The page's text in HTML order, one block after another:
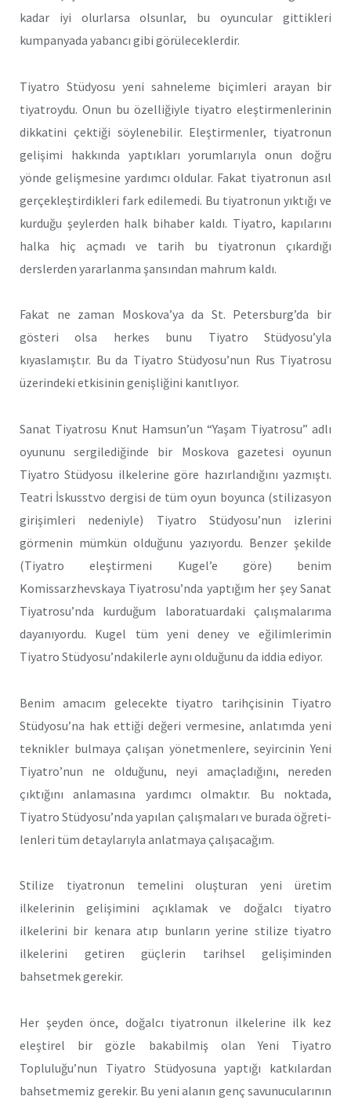
kadar iyi olur­larsa olsunlar, bu oyuncular gittikleri
kumpanyada yabancı gibi gö­rüleceklerdir.
Tiyatro Stüdyosu yeni sahneleme biçimleri arayan bir
tiyatroy­du. Onun bu özelliğiyle tiyatro eleştirmenlerinin
dikkatini çektiği söy­lenebilir. Eleştirmenler, tiyatronun
gelişimi hakkında yaptıkları yo­rumlarıyla onun doğru
yönde gelişmesine yardımcı oldular. Fakat tiyatronun asıl
gerçekleştirdikleri fark edilemedi. Bu tiyatronun yıktı­ğı ve
kurduğu şeylerden halk bihaber kaldı. Tiyatro, kapılarını
halka hiç açmadı ve tarih bu tiyatronun çıkardığı
derslerden yararlanma şansından mahrum kaldı.
Fakat ne zaman Moskova’ya da St. Petersburg’da bir
gösteri ol­sa herkes bunu Tiyatro Stüdyosu’yla
kıyaslamıştır. Bu da Tiyatro Stüdyosu’nun Rus Tiyatrosu
üzerindeki etkisinin genişliğini kanıtlıyor.
Sanat Tiyatrosu Knut Hamsun’un “Yaşam Tiyatrosu” adlı
oyu­nunu sergilediğinde bir Moskova gazetesi oyunun
Tiyatro Stüdyosu ilkelerine göre hazırlandığını yazmıştı.
Teatri İskusstvo dergisi de tüm oyun boyunca (stilizasyon
girişimleri nedeniyle) Tiyatro Stüdyosu’nun izlerini
görmenin mümkün olduğunu yazıyordu. Benzer şekilde
(Ti­yatro eleştirmeni Kugel’e göre) benim
Komissarzhevskaya Tiyatrosu’nda yaptığım her şey Sanat
Tiyatrosu’nda kurduğum laboratuardaki çalışmalarıma
dayanıyordu. Kugel tüm yeni deney ve eğilimle­rimin
Tiyatro Stüdyosu’ndakilerle aynı olduğunu da iddia ediyor.
Benim amacım gelecekte tiyatro tarihçisinin Tiyatro
Stüdyosu’na hak ettiği değeri vermesine, anlatımda yeni
teknikler bulmaya çalı­şan yönetmenlere, seyircinin Yeni
Tiyatro’nun ne olduğunu, neyi amaçladığını, nereden
çıktığını anlamasına yardımcı olmaktır. Bu noktada,
Tiyatro Stüdyosu’nda yapılan çalışmaları ve burada öğreti­
lenleri tüm detaylarıyla anlatmaya çalışacağım.
Stilize tiyatronun temelini oluşturan yeni üretim
ilkelerinin gelişimini açıklamak ve doğalcı tiyatro
ilkelerini bir kenara atıp bunların yerine stilize tiyatro
ilkelerini getiren güçlerin tarihsel gelişiminden
bahsetmek gerekir.
Her şeyden önce, doğalcı tiyatronun ilkelerine ilk kez
eleştirel bir gözle bakabilmiş olan Yeni Tiyatro
Topluluğu’nun Tiyatro Stüdyo­suna yaptığı katkılardan
bahsetmemiz gerekir. Bu yeni alanın genç savunucularının